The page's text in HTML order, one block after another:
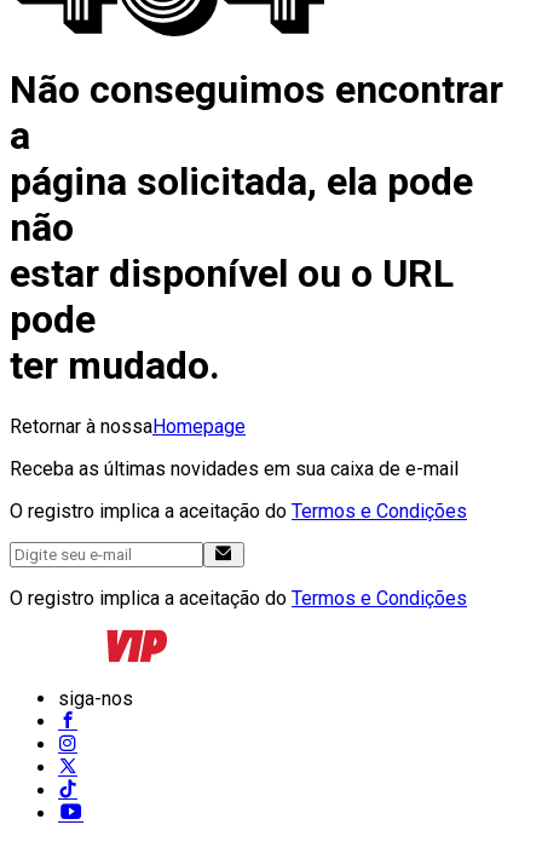
Não conseguimos encontrar
a
página solicitada, ela pode
não
estar disponível ou o URL
pode
ter mudado.
Retornar à nossaHomepage
Receba as últimas novidades em sua caixa de e-mail
O registro implica a aceitação do Termos e Condições
O registro implica a aceitação do Termos e Condições
siga-nos